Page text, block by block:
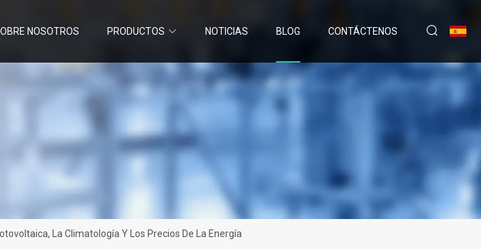
NOSOTROS PRODUCTOS NOTICIAS BLOG CONTÁCTENOS
La Climatología Y Los Precios De La Energía